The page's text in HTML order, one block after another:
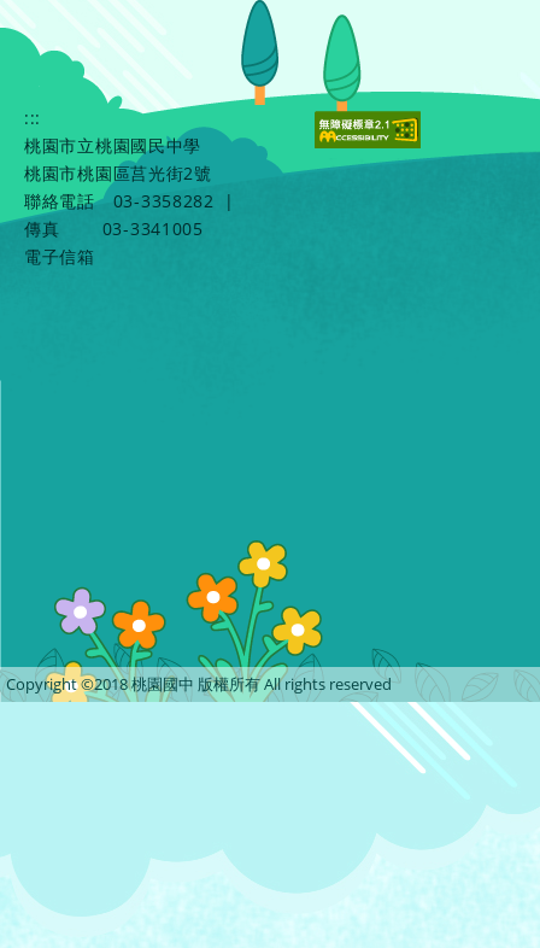
:::
桃園市立桃園國民中學
桃園市桃園區莒光街2號
聯絡電話
03-3358282
|
傳真
03-3341005
電子信箱
Copyright ©2018 桃園國中 版權所有 All rights reserved